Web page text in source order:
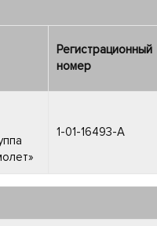
Регистрационный
номер
1-01-16493-A